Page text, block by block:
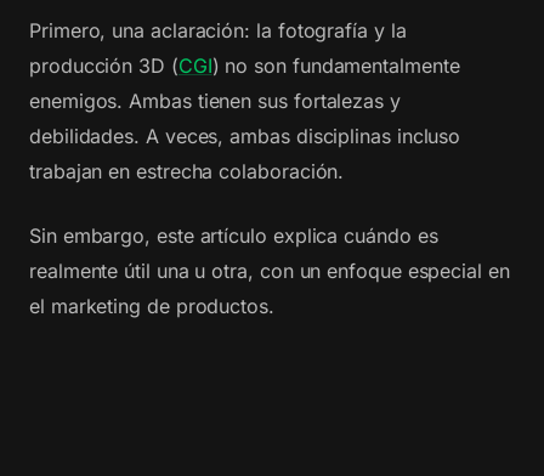
Primero, una aclaración: la fotografía y la
producción 3D (CGI) no son fundamentalmente
enemigos. Ambas tienen sus fortalezas y
debilidades. A veces, ambas disciplinas incluso
trabajan en estrecha colaboración.
Sin embargo, este artículo explica cuándo es
realmente útil una u otra, con un enfoque especial en
el marketing de productos.